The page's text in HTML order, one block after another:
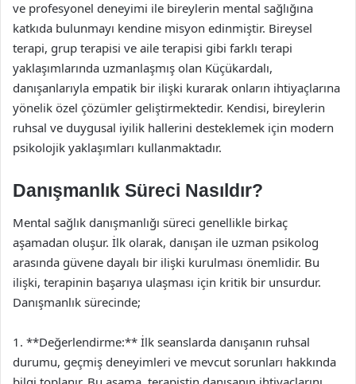
ve profesyonel deneyimi ile bireylerin mental sağlığına
katkıda bulunmayı kendine misyon edinmiştir. Bireysel
terapi, grup terapisi ve aile terapisi gibi farklı terapi
yaklaşımlarında uzmanlaşmış olan Küçükardalı,
danışanlarıyla empatik bir ilişki kurarak onların ihtiyaçlarına
yönelik özel çözümler geliştirmektedir. Kendisi, bireylerin
ruhsal ve duygusal iyilik hallerini desteklemek için modern
psikolojik yaklaşımları kullanmaktadır.
Danışmanlık Süreci Nasıldır?
Mental sağlık danışmanlığı süreci genellikle birkaç
aşamadan oluşur. İlk olarak, danışan ile uzman psikolog
arasında güvene dayalı bir ilişki kurulması önemlidir. Bu
ilişki, terapinin başarıya ulaşması için kritik bir unsurdur.
Danışmanlık sürecinde;
1. **Değerlendirme:** İlk seanslarda danışanın ruhsal
durumu, geçmiş deneyimleri ve mevcut sorunları hakkında